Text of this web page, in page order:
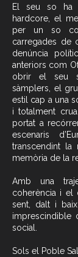
El seu so ha
hardcore, el
per un so
carregades de
denúncia
anteriors com
obrir el seu
sàmplers, el
estil cap a una
i totalment
portat a
escenaris
transcendint la
memòria de la
Amb una
coherència i el
sent, dalt i
imprescindible
social.
Sols el Poble